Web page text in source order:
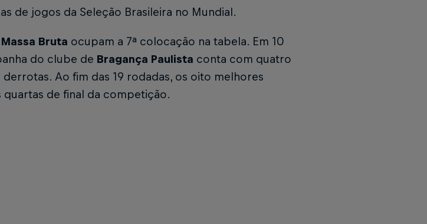
de jogos da Seleção Brasileira no Mundial.
Bruta ocupam a 7ª colocação na tabela. Em 10
do clube de Bragança Paulista conta com quatro
Ao fim das 19 rodadas, os oito melhores
de final da competição.